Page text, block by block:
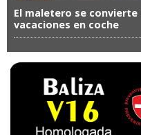
El maletero se
vacaciones en coche